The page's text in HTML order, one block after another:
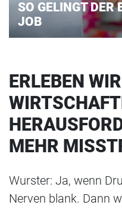
SO GELINGT DER
JOB
ERLEBEN
MEHR
Wurster: Ja, wenn
Nerven blank. Dann